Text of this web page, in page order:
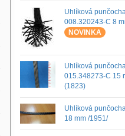
Uhlíková
008.320243-C 8
NOVINKA
Uhlíková
015.348273-C 15
(1823)
Uhlíková
18 mm /1951/